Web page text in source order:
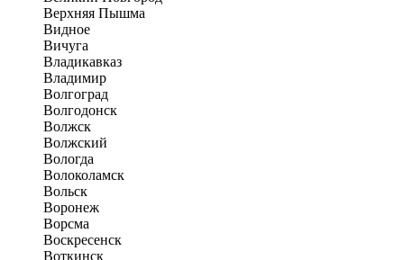
Верхняя Пышма
Видное
Вичуга
Владикавказ
Владимир
Волгоград
Волгодонск
Волжск
Волжский
Вологда
Волоколамск
Вольск
Воронеж
Ворсма
Воскресенск
Воткинск